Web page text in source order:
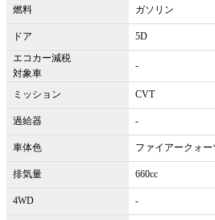
燃料 ガソリン
ドア
5D
エコカー減税
対象車
-
ミッション CVT
過給器 -
車体色 ファイアークォ
排気量 660cc
4WD -